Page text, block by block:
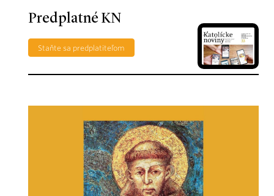
Predplatné KN
Staňte sa predplatiteľom